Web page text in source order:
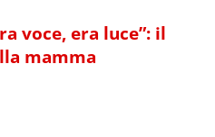
voce, era luce”: il
mamma